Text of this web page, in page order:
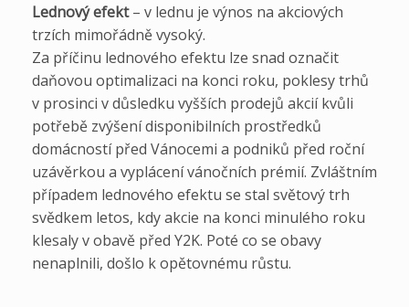
Lednový efekt– v lednu je výnos na akciových
trzích mimořádně vysoký.
Za příčinu lednového efektu lze snad označit
daňovou optimalizaci na konci roku, poklesy trhů
v prosinci v důsledku vyšších prodejů akcií kvůli
potřebě zvýšení disponibilních prostředků
domácností před Vánocemi a podniků před roční
uzávěrkou a vyplácení vánočních prémií. Zvláštním
případem lednového efektu se stal světový trh
svědkem letos, kdy akcie na konci minulého roku
klesaly v obavě před Y2K. Poté co se obavy
nenaplnili, došlo k opětovnému růstu.